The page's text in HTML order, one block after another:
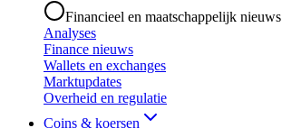
Financieel en maatschappelijk nieuws
Analyses
Finance nieuws
Wallets en exchanges
Marktupdates
Overheid en regulatie
Coins & koersen